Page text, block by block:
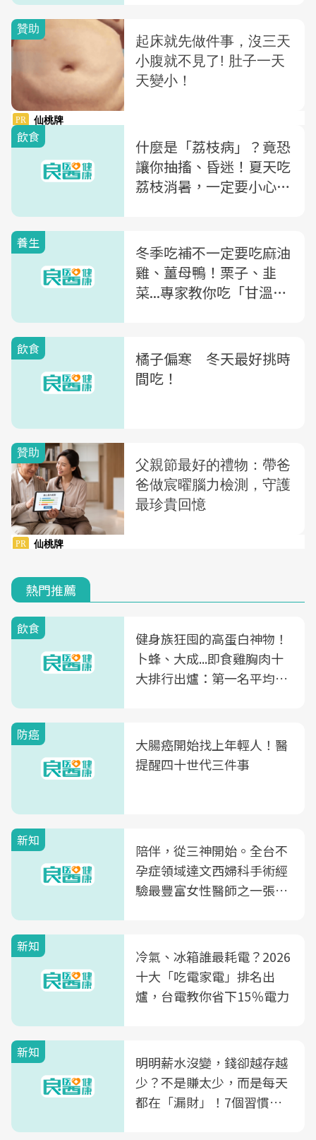
飲食
什麼是「荔枝病」？竟恐
讓你抽搐、昏迷！夏天吃
荔枝消暑，一定要小心
養生
冬季吃補不一定要吃麻油
雞、薑母鴨！栗子、韭
菜...專家教你吃「甘溫食
飲食
橘子偏寒 冬天最好挑時
間吃！
熱門推薦
飲食
健身族狂囤的高蛋白神物！
卜蜂、大成...即食雞胸肉十
大排行出爐：第一名平均一
防癌
大腸癌開始找上年輕人！醫
提醒四十世代三件事
新知
陪伴，從三神開始。全台不
孕症領域達文西婦科手術經
驗最豐富女性醫師之一張永
光田醫院建構360度女性健
康照護生態圈
新知
冷氣、冰箱誰最耗電？2026
十大「吃電家電」排名出
爐，台電教你省下15％電力
新知
明明薪水沒變，錢卻越存越
少？不是賺太少，而是每天
都在「漏財」！7個習慣一